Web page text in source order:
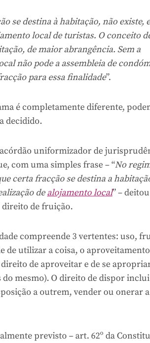
se destina à habitação, não existe,
local de turistas. O conceito
de maior abrangência. Sem a
não pode a assembleia de
para essa finalidade”.
é completamente diferente,
decidido.
acórdão uniformizador de
com uma simples frase – “No
certa fracção se destina a
dealojamento local” –
direito de fruição.
compreende 3 vertentes: uso,
de utilizar a coisa, o
de aproveitar e de se
mesmo). O direito de dispor
a outrem, vender ou onerar a
previsto – art. 62º da